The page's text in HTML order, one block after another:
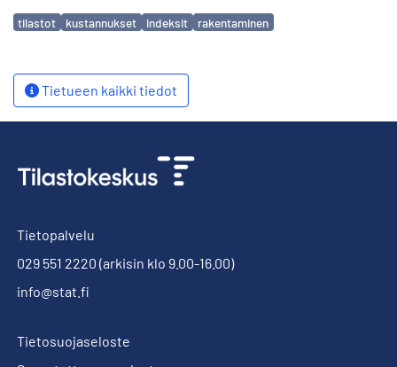
Avainsanat
tilastot kustannukset indeksit rakentaminen
Tietueen kaikki tiedot
Tietopalvelu
029 551 2220 (arkisin klo 9.00-16.00)
info@stat.fi
Tietosuojaseloste